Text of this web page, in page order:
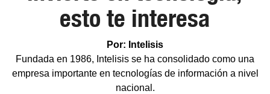
esto te interesa
Por: Intelisis
Fundada en 1986, Intelisis se ha consolidado como una
empresa importante en tecnologías de información a nivel
nacional.